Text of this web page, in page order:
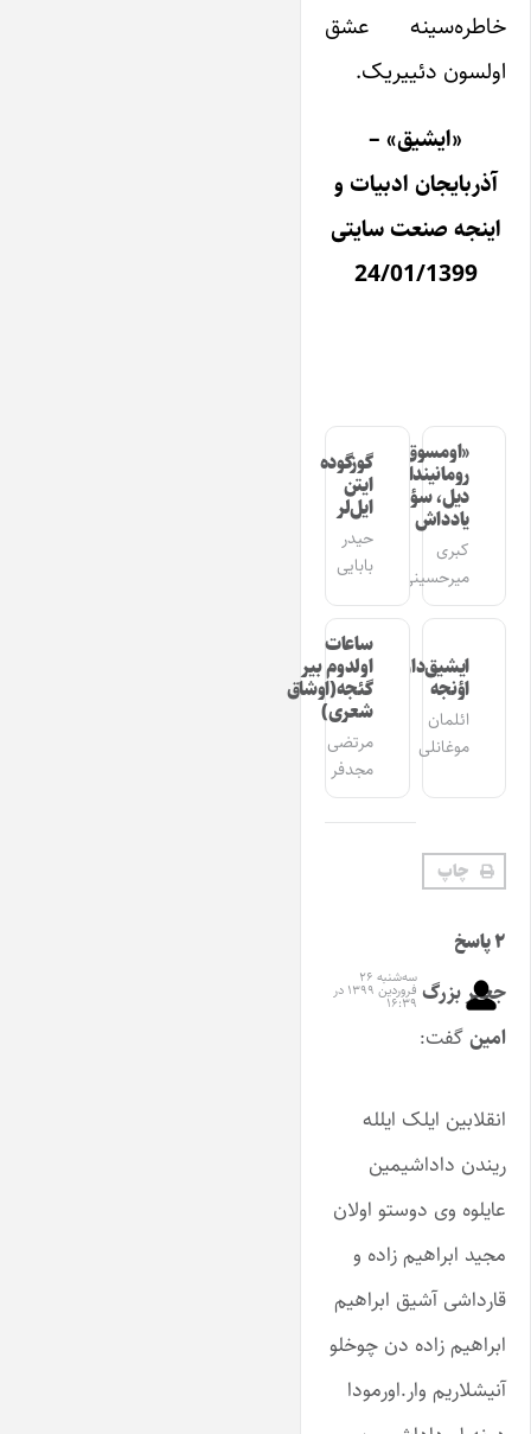
خاطره‌سینه عشق
اولسون دئییریک.
«ایشیق» –
آذربایجان ادبیات و
اینجه صنعت سایتی
24/01/1399
«اومسوق»
رومانیندا
دیل، سؤز،
یادداش
کبری
میرحسینی
گوزگوده
ایتن
ایل‌لر
حیدر
بابایی
ایشیق‌دان
اؤنجه
ائلمان
موغانلی
ساعات
اولدوم بیر
گئجه(اوشاق
شعری)
مرتضی
مجدفر
چاپ
۲ پاسخ
جعفر بزرگ
امین گفت:
سه‌شنبه ۲۶
فروردین ۱۳۹۹ در
۱۶:۳۹
انقلابین ایلک ایلله
ریندن داداشیمین
عایلوه وی دوستو اولان
مجید ابراهیم زاده و
قارداشی آشیق ابراهیم
ابراهیم زاده دن چوخلو
آنیشلاریم وار.اورمودا